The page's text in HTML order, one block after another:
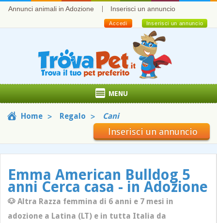
Annunci animali in Adozione Inserisci un annuncio
Inserisci un annuncio
Accedi
MENU
Home Regalo Cani
Inserisci un annuncio
Emma American Bulldog 5
anni Cerca casa - in Adozione
🐶 Altra Razza femmina di 6 anni e 7 mesi in
adozione a Latina (LT) e in tutta Italia da